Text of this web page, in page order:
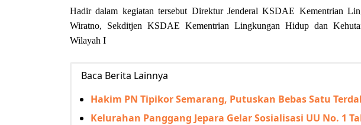
Hadir dalam kegiatan tersebut Direktur Jenderal KSDAE Kementrian
Wiratno, Sekditjen KSDAE Kementrian Lingkungan Hidup dan
Wilayah I
Baca Berita Lainnya
Hakim PN Tipikor Semarang, Putuskan Bebas Satu
Kelurahan Panggang Jepara Gelar Sosialisasi UU No. 1